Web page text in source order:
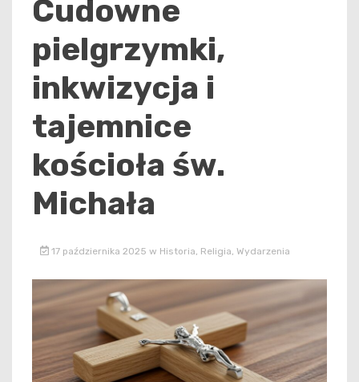
Cudowne
pielgrzymki,
inkwizycja i
tajemnice
kościoła św.
Michała
17 października 2025 w Historia Religia Wydarzenia